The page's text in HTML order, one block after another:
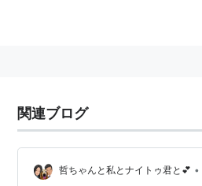
関連ブログ
哲ちゃんと私とナイトゥ君と💕 •